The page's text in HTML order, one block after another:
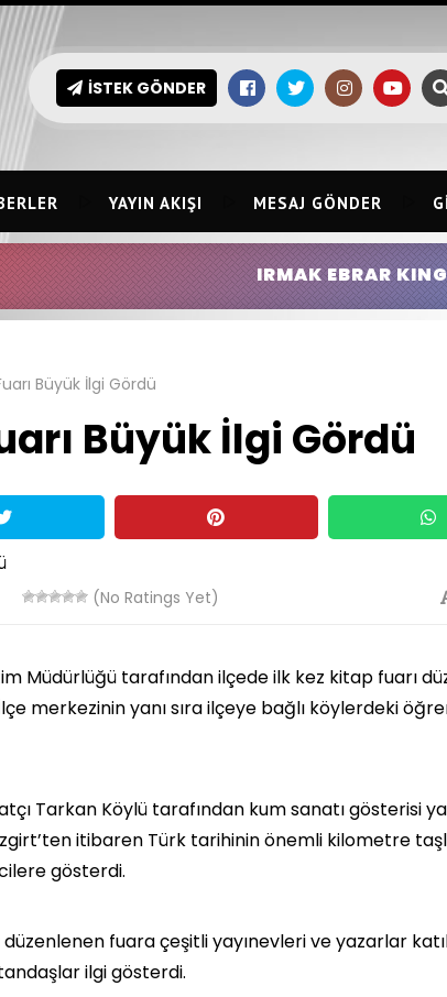
İSTEK GÖNDER
YAYIN AKIŞI MESAJ GÖNDER
IRMAK EBRAR KINGIR:HİLMİ
Büyük İlgi Gördü
Büyük İlgi Gördü
(No Ratings Yet)
Müdürlüğü tarafından ilçede ilk kez kitap fuarı
merkezinin yanı sıra ilçeye bağlı köylerdeki
Tarkan Köylü tarafından kum sanatı gösterisi
itibaren Türk tarihinin önemli kilometre
gösterdi.
fuara çeşitli yayınevleri ve yazarlar
ilgi gösterdi.